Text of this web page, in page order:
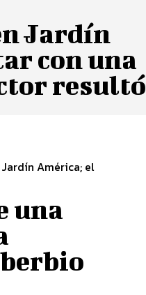
Jardín
con una
resultó
América; el
una